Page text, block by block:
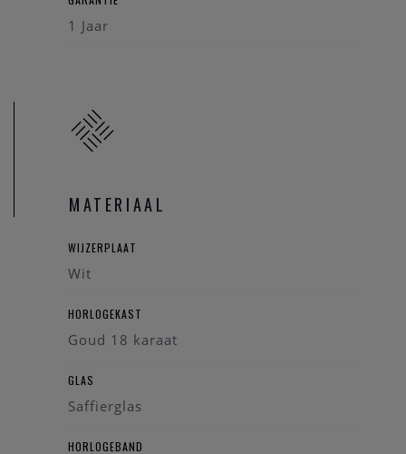
1 Jaar
MATERIAAL
WIJZERPLAAT
Wit
HORLOGEKAST
Goud 18 karaat
GLAS
Saffierglas
HORLOGEBAND